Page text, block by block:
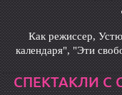
Как режиссер,
календаря", "Эти
СПЕКТАКЛИ С